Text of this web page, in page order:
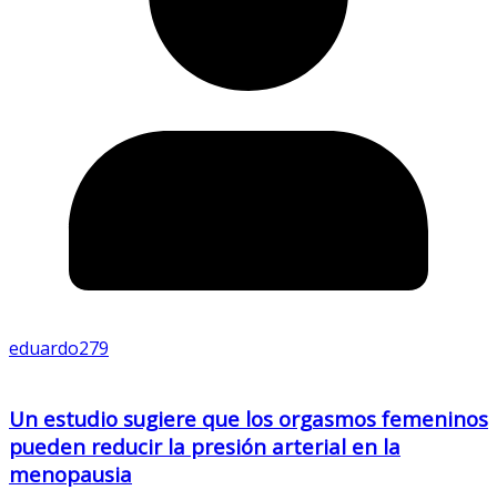
eduardo279
Un estudio sugiere que los orgasmos femeninos
pueden reducir la presión arterial en la
menopausia